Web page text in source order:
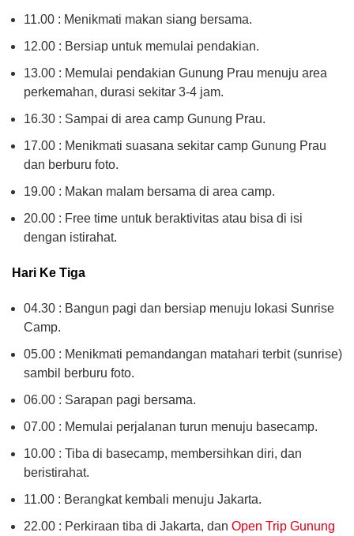
11.00 : Menikmati makan siang bersama.
12.00 : Bersiap untuk memulai pendakian.
13.00 : Memulai pendakian Gunung Prau menuju area
perkemahan, durasi sekitar 3-4 jam.
16.30 : Sampai di area camp Gunung Prau.
17.00 : Menikmati suasana sekitar camp Gunung Prau
dan berburu foto.
19.00 : Makan malam bersama di area camp.
20.00 : Free time untuk beraktivitas atau bisa di isi
dengan istirahat.
Hari Ke Tiga
04.30 : Bangun pagi dan bersiap menuju lokasi Sunrise
Camp.
05.00 : Menikmati pemandangan matahari terbit (sunrise)
sambil berburu foto.
06.00 : Sarapan pagi bersama.
07.00 : Memulai perjalanan turun menuju basecamp.
10.00 : Tiba di basecamp, membersihkan diri, dan
beristirahat.
11.00 : Berangkat kembali menuju Jakarta.
22.00 : Perkiraan tiba di Jakarta, dan Open Trip Gunung